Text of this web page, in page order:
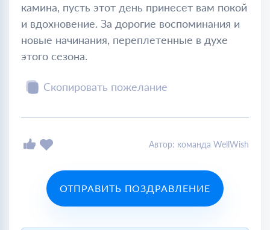
камина, пусть этот день принесет вам покой
и вдохновение. За дорогие воспоминания и
новые начинания, переплетенные в духе
этого сезона.
Скопировать пожелание
Автор: команда WellWish
ОТПРАВИТЬ ПОЗДРАВЛЕНИЕ